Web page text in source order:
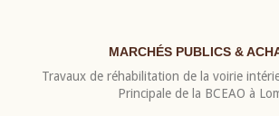
MARCHÉS PUBLICS &
Travaux de réhabilitation de la voirie
Principale de la BCEAO à